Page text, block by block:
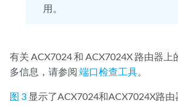
用。
有关 ACX7024和 ACX7024X 路由器
多信息，请参阅 端口检查工具。
图 3 显示了ACX7024和ACX7024X路由